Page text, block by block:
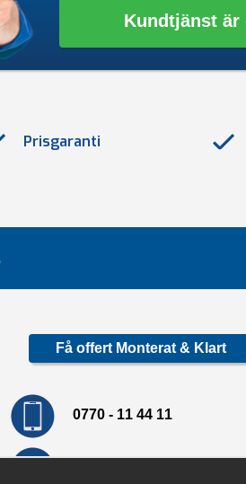
Kundtjänst är
Prisgaranti
Få offert Monterat & Klart
0770 - 11 44 11